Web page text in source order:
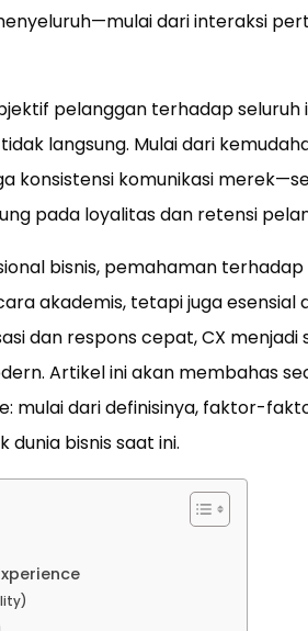
dari interaksi
pelanggan terhadap seluruh
langsung. Mulai dari
konsistensi komunikasi
pada loyalitas dan retensi
bisnis, pemahaman
akademis, tetapi juga esensial
dan respons cepat, CX menjadi
Artikel ini akan membahas
mulai dari definisinya, faktor-
bisnis saat ini.